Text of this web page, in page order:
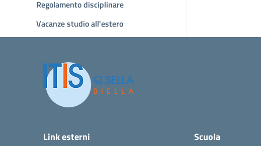
Regolamento disciplinare
Vacanze studio all'estero
Link esterni Scuola